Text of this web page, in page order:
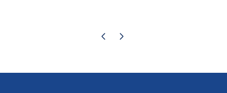
Pagina precedente
Pagina successiva